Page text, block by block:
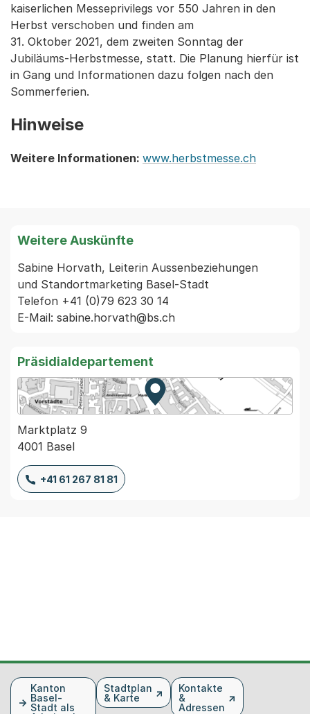
kaiserlichen Messeprivilegs vor 550 Jahren in den
Herbst verschoben und finden am
31. Oktober 2021, dem zweiten Sonntag der
Jubiläums-Herbstmesse, statt. Die Planung hierfür ist
in Gang und Informationen dazu folgen nach den
Sommerferien.
Hinweise
Weitere Informationen: www.herbstmesse.ch
Weitere Auskünfte
Sabine Horvath, Leiterin Aussenbeziehungen
und Standortmarketing Basel-Stadt
Telefon +41 (0)79 623 30 14
Präsidialdepartement
Zur Karte von MapBS.
Externer Link, wird in einem
Marktplatz 9
4001 Basel
+41 61 267 81 81
FusszeileKanton
Basel-
Stadt als
Stadtplan
& Karte
Kontakte
&
Adressen